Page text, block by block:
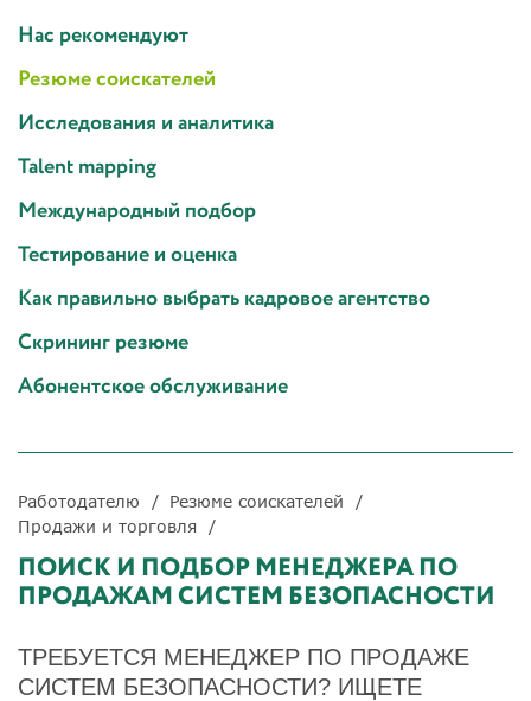
Нас рекомендуют
Резюме соискателей
Исследования и аналитика
Talent mapping
Международный подбор
Тестирование и оценка
Как правильно выбрать кадровое агентство
Скрининг резюме
Абонентское обслуживание
Работодателю
Резюме соискателей
Продажи и торговля
ПОИСК И ПОДБОР МЕНЕДЖЕРА ПО
ПРОДАЖАМ СИСТЕМ БЕЗОПАСНОСТИ
ТРЕБУЕТСЯ МЕНЕДЖЕР ПО ПРОДАЖЕ
СИСТЕМ БЕЗОПАСНОСТИ? ИЩЕТЕ